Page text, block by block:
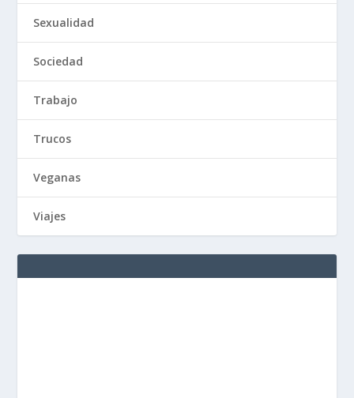
Sexualidad
Sociedad
Trabajo
Trucos
Veganas
Viajes